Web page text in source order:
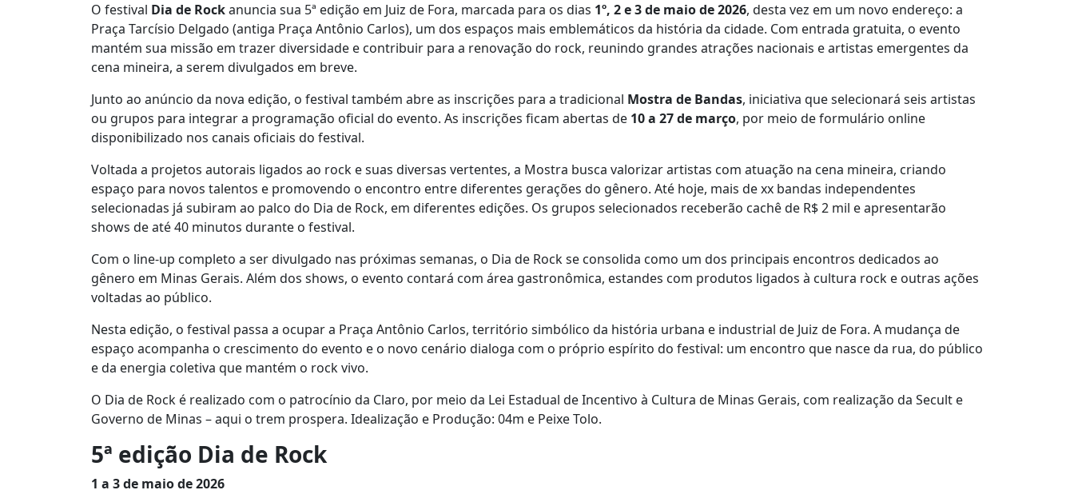
O festival Dia de Rockanuncia sua 5ª edição em Juiz de Fora, marcada para os dias 1º, 2 e 3 de maio de 2026, desta vez em um novo endereço: a
Praça Tarcísio Delgado (antiga Praça Antônio Carlos), um dos espaços mais emblemáticos da história da cidade. Com entrada gratuita, o evento
mantém sua missão em trazer diversidade e contribuir para a renovação do rock, reunindo grandes atrações nacionais e artistas emergentes da
cena mineira, a serem divulgados em breve.
Junto ao anúncio da nova edição, o festival também abre as inscrições para a tradicional Mostra de Bandas, iniciativa que selecionará seis artistas
ou grupos para integrar a programação oficial do evento. As inscrições ficam abertas de 10 a 27 de março, por meio de formulário online
disponibilizado nos canais oficiais do festival.
Voltada a projetos autorais ligados ao rock e suas diversas vertentes, a Mostra busca valorizar artistas com atuação na cena mineira, criando
espaço para novos talentos e promovendo o encontro entre diferentes gerações do gênero. Até hoje, mais de xx bandas independentes
selecionadas já subiram ao palco do Dia de Rock, em diferentes edições. Os grupos selecionados receberão cachê de R$ 2 mil e apresentarão
shows de até 40 minutos durante o festival.
Com o line-up completo a ser divulgado nas próximas semanas, o Dia de Rock se consolida como um dos principais encontros dedicados ao
gênero em Minas Gerais. Além dos shows, o evento contará com área gastronômica, estandes com produtos ligados à cultura rock e outras ações
voltadas ao público.
Nesta edição, o festival passa a ocupar a Praça Antônio Carlos, território simbólico da história urbana e industrial de Juiz de Fora. A mudança de
espaço acompanha o crescimento do evento e o novo cenário dialoga com o próprio espírito do festival: um encontro que nasce da rua, do público
e da energia coletiva que mantém o rock vivo.
O Dia de Rock é realizado com o patrocínio da Claro, por meio da Lei Estadual de Incentivo à Cultura de Minas Gerais, com realização da Secult e
Governo de Minas – aqui o trem prospera. Idealização e Produção: 04m e Peixe Tolo.
5ª edição Dia de Rock
1 a 3 de maio de 2026